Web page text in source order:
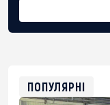
ПОПУЛЯРНІ